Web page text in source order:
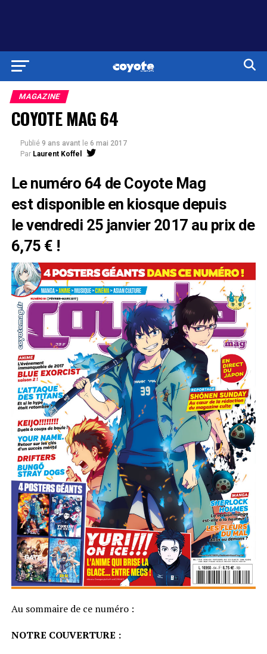
MAGAZINE
COYOTE MAG 64
Publié 9 ans avant le 6 mai 2017
Par Laurent Koffel
Le numéro 64 de Coyote Mag
est disponible en kiosque depuis
le vendredi 25 janvier 2017 au prix de
6,75 € !
Au sommaire de ce numéro :
NOTRE COUVERTURE :